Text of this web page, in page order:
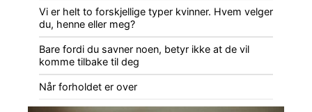
Vi er helt to forskjellige typer kvinner. Hvem velger
du, henne eller meg?
Bare fordi du savner noen, betyr ikke at de vil
komme tilbake til deg
Når forholdet er over